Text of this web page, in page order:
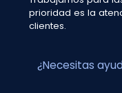
prioridad es la
clientes.
¿Necesitas